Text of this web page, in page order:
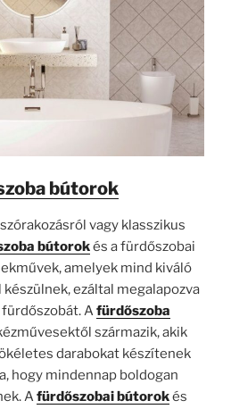
bútorok
vagy klasszikus
bútorokés a fürdőszobai
amelyek mind kiváló
ezáltal megalapozva
Afürdőszoba
származik, akik
darabokat készítenek
hogy mindennap boldogan
Afürdőszobai bútorokés